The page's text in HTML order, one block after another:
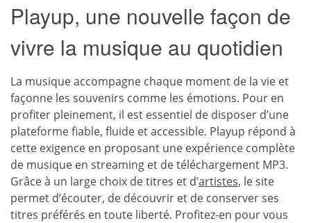
Playup, une nouvelle façon de
vivre la musique au quotidien
La musique accompagne chaque moment de la vie et
façonne les souvenirs comme les émotions. Pour en
profiter pleinement, il est essentiel de disposer d’une
plateforme fiable, fluide et accessible. Playup répond à
cette exigence en proposant une expérience complète
de musique en streaming et de téléchargement MP3.
Grâce à un large choix de titres et d’artistes, le site
permet d’écouter, de découvrir et de conserver ses
titres préférés en toute liberté. Profitez-en pour vous